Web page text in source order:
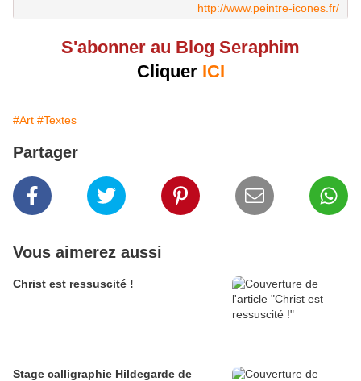
http://www.peintre-icones.fr/
S'abonner au Blog Seraphim
Cliquer ICI
#Art #Textes
Partager
Vous aimerez aussi
Christ est ressuscité !
Stage calligraphie Hildegarde de